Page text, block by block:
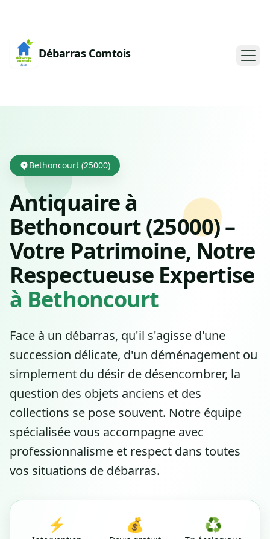
Débarras Comtois
Bethoncourt (25000)
Antiquaire à
Bethoncourt (25000) –
Votre Patrimoine, Notre
Respectueuse Expertise
à Bethoncourt
Face à un débarras, qu'il s'agisse d'une
succession délicate, d'un déménagement ou
simplement du désir de désencombrer, la
question des objets anciens et des
collections se pose souvent. Notre équipe
spécialisée vous accompagne avec
professionnalisme et respect dans toutes
vos situations de débarras.
⚡ 💰 ♻️